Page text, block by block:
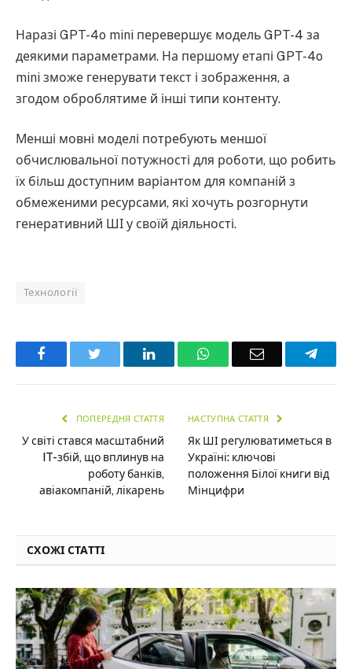
Наразі GPT-4o mini перевершує модель GPT-4 за
деякими параметрами. На першому етапі GPT-4o
mini зможе генерувати текст і зображення, а
згодом оброблятиме й інші типи контенту.
Менші мовні моделі потребують меншої
обчислювальної потужності для роботи, що робить
їх більш доступним варіантом для компаній з
обмеженими ресурсами, які хочуть розгорнути
генеративний ШІ у своїй діяльності.
Технології
Facebook LinkedInWhatsAppEmail
ПОПЕРЕДНЯ СТАТТЯ
У світі стався масштабний
IT-збій, що вплинув на
роботу банків,
авіакомпаній, лікарень
НАСТУПНА СТАТТЯ
Як ШІ регулюватиметься в
Україні: ключові
положення Білої книги від
Мінцифри
СХОЖІ СТАТТІ